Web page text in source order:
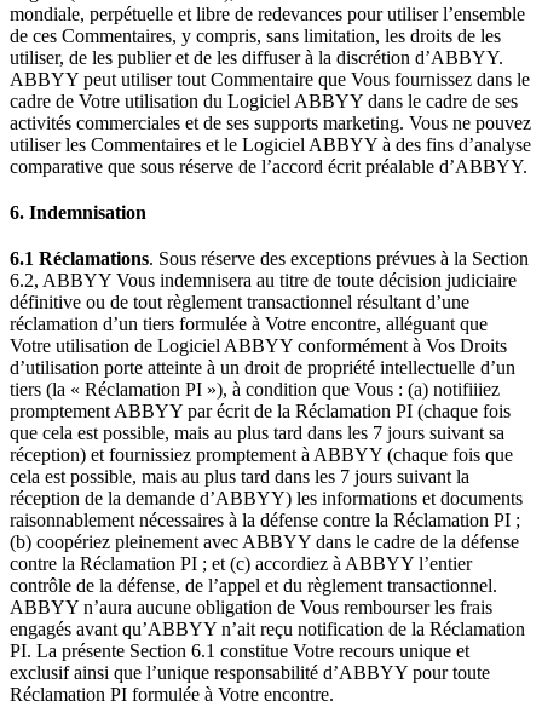
mondiale, perpétuelle et libre de redevances pour utiliser l’ensemble
de ces Commentaires, y compris, sans limitation, les droits de les
utiliser, de les publier et de les diffuser à la discrétion d’ABBYY.
ABBYY peut utiliser tout Commentaire que Vous fournissez dans le
cadre de Votre utilisation du Logiciel ABBYY dans le cadre de ses
activités commerciales et de ses supports marketing. Vous ne pouvez
utiliser les Commentaires et le Logiciel ABBYY à des fins d’analyse
comparative que sous réserve de l’accord écrit préalable d’ABBYY.
6. Indemnisation
6.1 Réclamations. Sous réserve des exceptions prévues à la Section
6.2, ABBYY Vous indemnisera au titre de toute décision judiciaire
définitive ou de tout règlement transactionnel résultant d’une
réclamation d’un tiers formulée à Votre encontre, alléguant que
Votre utilisation de Logiciel ABBYY conformément à Vos Droits
d’utilisation porte atteinte à un droit de propriété intellectuelle d’un
tiers (la « Réclamation PI »), à condition que Vous : (a) notifiiiez
promptement ABBYY par écrit de la Réclamation PI (chaque fois
que cela est possible, mais au plus tard dans les 7 jours suivant sa
réception) et fournissiez promptement à ABBYY (chaque fois que
cela est possible, mais au plus tard dans les 7 jours suivant la
réception de la demande d’ABBYY) les informations et documents
raisonnablement nécessaires à la défense contre la Réclamation PI ;
(b) coopériez pleinement avec ABBYY dans le cadre de la défense
contre la Réclamation PI ; et (c) accordiez à ABBYY l’entier
contrôle de la défense, de l’appel et du règlement transactionnel.
ABBYY n’aura aucune obligation de Vous rembourser les frais
engagés avant qu’ABBYY n’ait reçu notification de la Réclamation
PI. La présente Section 6.1 constitue Votre recours unique et
exclusif ainsi que l’unique responsabilité d’ABBYY pour toute
Réclamation PI formulée à Votre encontre.